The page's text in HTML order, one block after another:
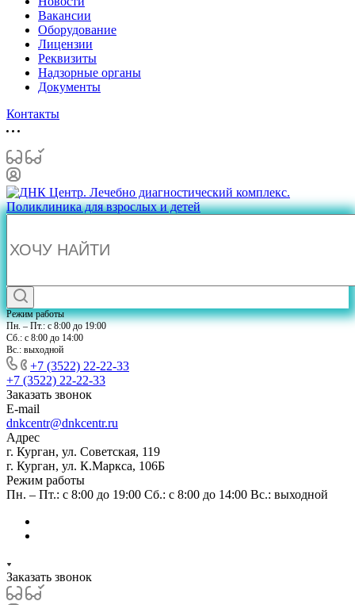
Вакансии
Оборудование
Лицензии
Реквизиты
Надзорные органы
Документы
Контакты
Режим работы
Пн. – Пт.: с 8:00 до 19:00
Сб.: с 8:00 до 14:00
Вс.: выходной
+7 (3522) 22-22-33
+7 (3522) 22-22-33
Заказать звонок
E-mail
dnkcentr@dnkcentr.ru
Адрес
г. Курган, ул. Советская, 119
г. Курган, ул. К.Маркса, 106Б
Режим работы
Пн. – Пт.: с 8:00 до 19:00 Сб.: с 8:00 до 14:00 Вс.: выходной
Заказать звонок